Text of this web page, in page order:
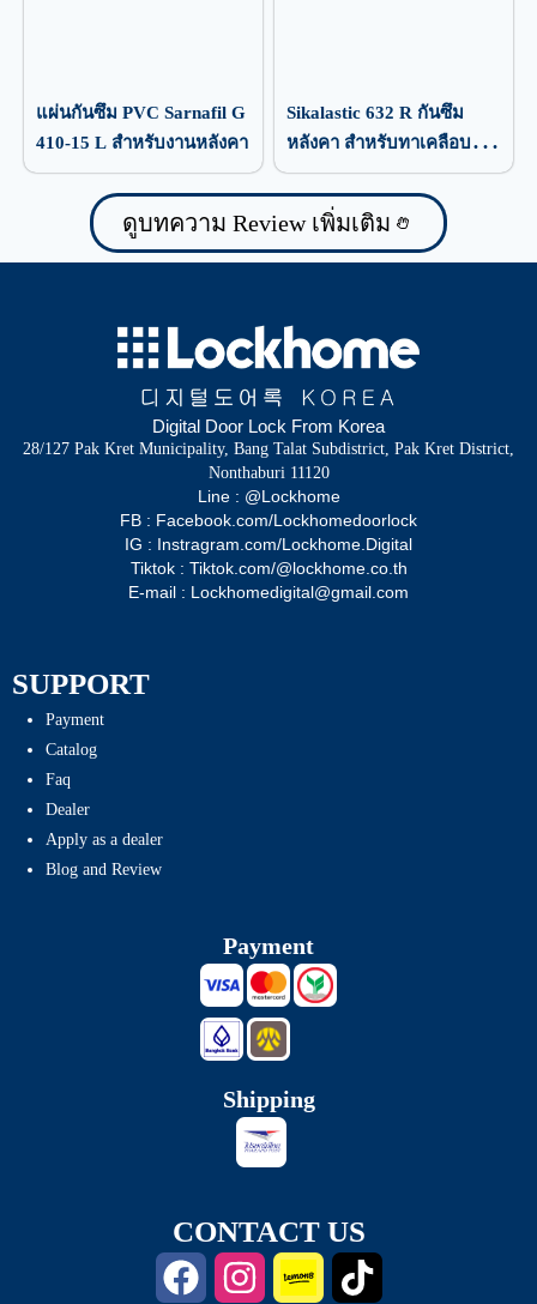
แผ่นกันซึม PVC Sarnafil G
410-15 L สำหรับงานหลังคา
Sikalastic 632 R กันซึม
หลังคา สำหรับทาเคลือบ
ป้องกันน้ำรั่วซึม
ดูบทความ Review เพิ่มเติม
Digital Door Lock From Korea
28/127 Pak Kret Municipality, Bang Talat Subdistrict, Pak Kret District,
Nonthaburi 11120
Line : @Lockhome
FB : Facebook.com/Lockhomedoorlock
IG : Instragram.com/Lockhome.Digital
Tiktok : Tiktok.com/@lockhome.co.th
E-mail : Lockhomedigital@gmail.com
SUPPORT
Payment
Catalog
Faq
Dealer
Apply as a dealer
Blog and Review
Payment
Shipping
CONTACT US